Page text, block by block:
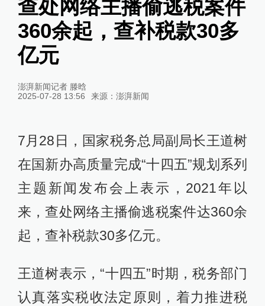
查处网络主播偷逃税案件
360余起，查补税款30多
亿元
澎湃新闻记者 滕晗
2025-07-28 13:56
来源： 澎湃新闻
7月28日，国家税务总局副局长王道树
在国新办高质量完成“十四五”规划系列
主题新闻发布会上表示，2021年以
来，查处网络主播偷逃税案件达360余
起，查补税款30多亿元。
王道树表示，“十四五”时期，税务部门
认真落实税收法定原则，着力推进税